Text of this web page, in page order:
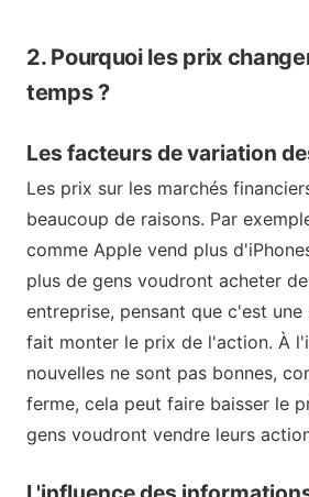
2. Pourquoi les prix
temps ?
Les facteurs de variation
Les prix sur les marchés
beaucoup de raisons. Par
comme Apple vend plus
plus de gens voudront acheter
entreprise, pensant que c'est une
fait monter le prix de l'action. À
nouvelles ne sont pas bonnes,
ferme, cela peut faire baisser le
gens voudront vendre leurs